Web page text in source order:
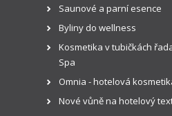
Saunové a parní esence
Byliny do wellness
Kosmetika v tubičkách
Spa
Omnia - hotelová
Nové vůně na hotelový